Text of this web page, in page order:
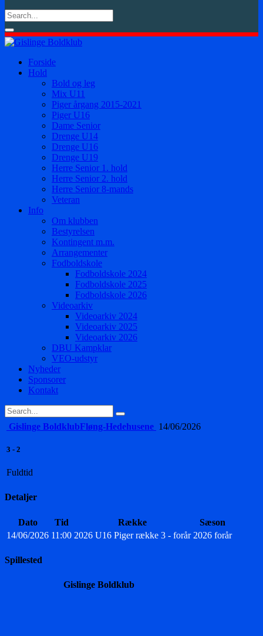
Forside
Hold
Bold og leg
Mix U11
Piger årgang 2015-2021
Piger U16
Dame Senior
Drenge U14
Drenge U16
Drenge U19
Herre Senior 1. hold
Herre Senior 2. hold
Herre Senior 8-mands
Veteran
Info
Om klubben
Bestyrelsen
Kontingent m.m.
Arrangementer
Fodboldskole
Fodboldskole 2024
Fodboldskole 2025
Fodboldskole 2026
Videoarkiv
Videoarkiv 2024
Videoarkiv 2025
Videoarkiv 2026
DBU Kampklar
VEO-udstyr
Nyheder
Sponsorer
Kontakt
Gislinge BoldklubFløng-Hedehusene 14/06/2026
3 - 2
Fuldtid
Detaljer
Dato Tid Række
Sæson
14/06/2026 11:00 2026 U16 Piger række 3 - forår 2026 forår
Spillested
Gislinge Boldklub